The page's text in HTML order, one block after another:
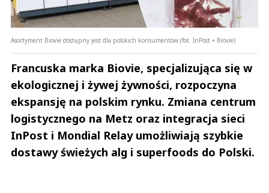
Asortyment Biovie dostępny jest dla polskich konsumentów (fot. InPost + Biovie)
Francuska marka Biovie, specjalizująca się w
ekologicznej i żywej żywności, rozpoczyna
ekspansję na polskim rynku. Zmiana centrum
logistycznego na Metz oraz integracja sieci
InPost i Mondial Relay umożliwiają szybkie
dostawy świeżych alg i superfoods do Polski.